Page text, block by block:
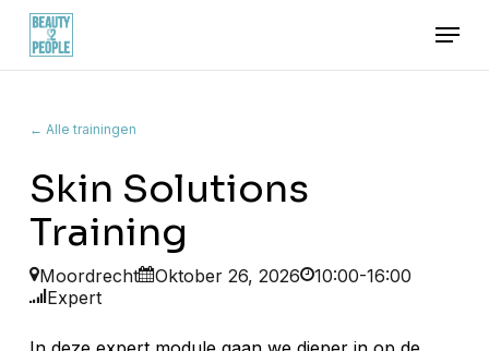
Skip
main
Menu
← Alle trainingen
Skin Solutions
Training
Moordrecht Oktober 26, 2026
10:00-16:00
Expert